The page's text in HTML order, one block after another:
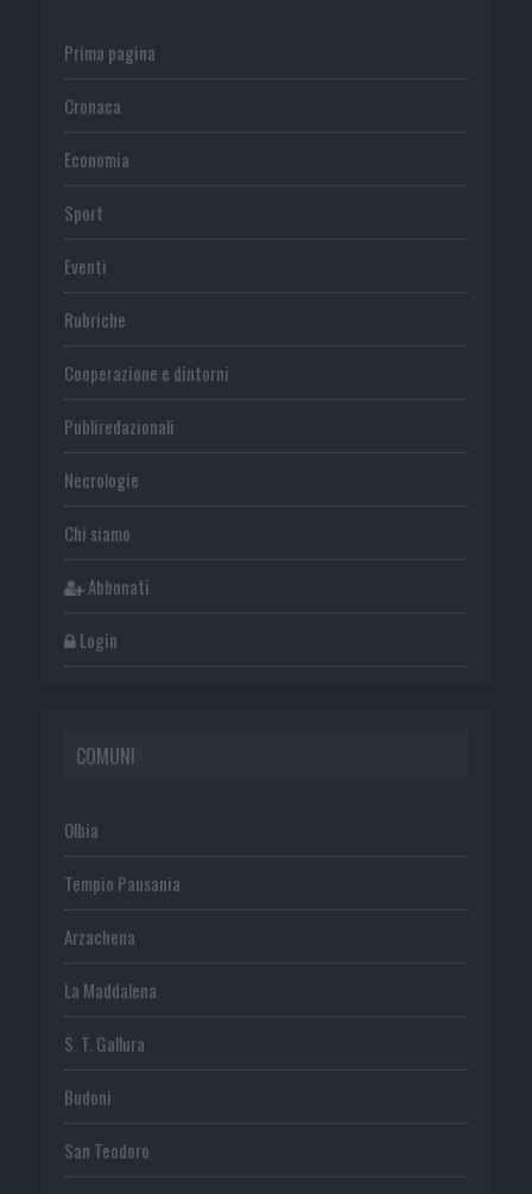
Prima pagina
Cronaca
Economia
Sport
Eventi
Rubriche
Cooperazione e dintorni
Publiredazionali
Necrologie
Chi siamo
Abbonati
Login
COMUNI
Olbia
Tempio Pausania
Arzachena
La Maddalena
S. T. Gallura
Budoni
San Teodoro